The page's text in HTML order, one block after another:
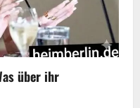
über ihr